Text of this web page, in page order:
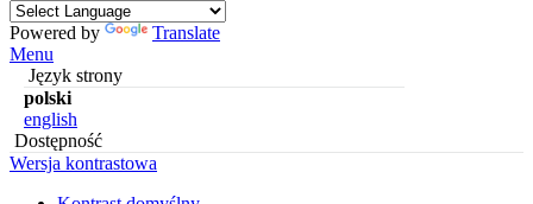
Powered by
Translate
Menu
Język strony
polski
english
Dostępność
Wersja kontrastowa